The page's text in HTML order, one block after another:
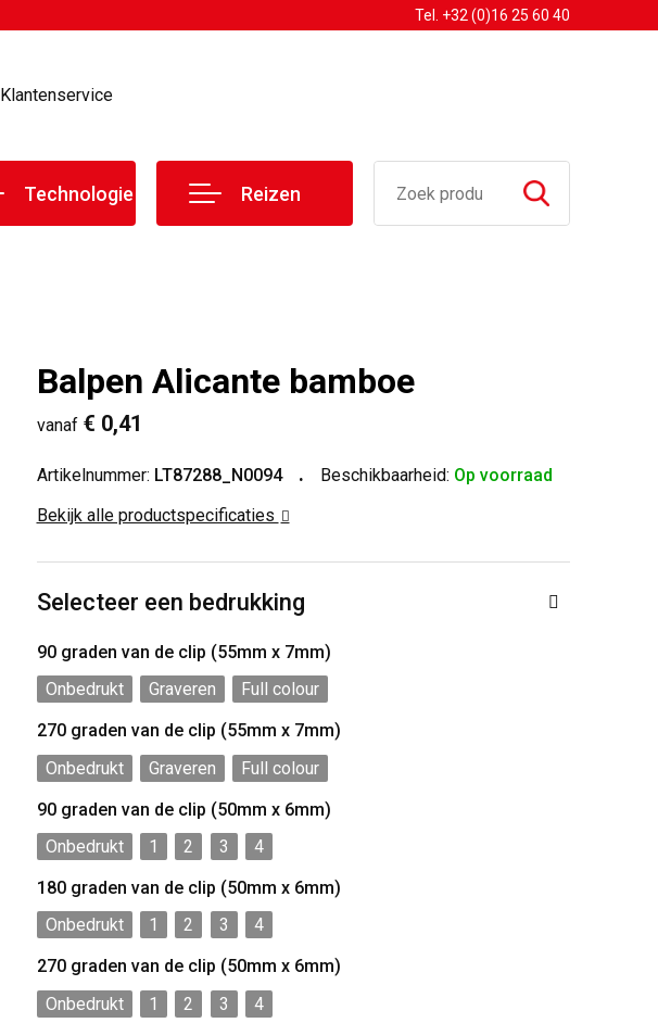
Tel. +32 (0)16 25 60 40
Klantenservice
Technologie Reizen
Balpen Alicante bamboe
vanaf € 0,41
Artikelnummer: LT87288_N0094 Beschikbaarheid: Op voorraad
Bekijk alle productspecificaties
Selecteer een bedrukking
90 graden van de clip (55mm x 7mm)
Onbedrukt
Graveren
Full colour
270 graden van de clip (55mm x 7mm)
Onbedrukt
Graveren
Full colour
90 graden van de clip (50mm x 6mm)
Onbedrukt
1 2 3
4
180 graden van de clip (50mm x 6mm)
Onbedrukt
1 2 3
4
270 graden van de clip (50mm x 6mm)
Onbedrukt
1 2 3 4